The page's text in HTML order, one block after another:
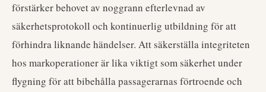
förstärker behovet av noggrann efterlevnad av
säkerhetsprotokoll och kontinuerlig utbildning för att
förhindra liknande händelser. Att säkerställa integriteten
hos markoperationer är lika viktigt som säkerhet under
flygning för att bibehålla passagerarnas förtroende och